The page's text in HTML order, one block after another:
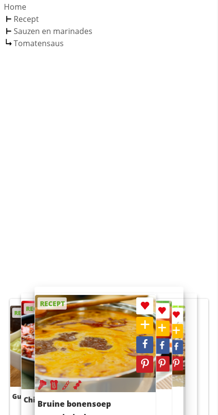
Home
Recept
Sauzen en marinades
Tomatensaus
RECEPT
Guacamole
RECEPT
Chili con carne
RECEPT
Bruine bonensoep
RECEPT
Sushi rijstsalade
maaltijdsalade
RECEPT